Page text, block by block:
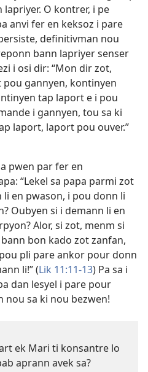
O kontrer, i pe
anvi fer en keksoz i pare
definitivman nou
bann lapriyer senser
i osi dir: “Mon dir zot,
gannyen, kontinyen
tap laport e i pou
i gannyen, tou sa ki
laport, laport pou ouver.”​
pwen par fer en
“Lekel sa papa parmi zot
en pwason, i pou donn li
Oubyen si i demann li en
Alor, si zot, menm si
bon kado zot zanfan,
pli pare ankor pour donn
li!” (Lik 11:11-13) Pa sa i
dan lesyel i pare pour
nou sa ki nou bezwen!
ek Mari ti konsantre lo
aprann avek sa?